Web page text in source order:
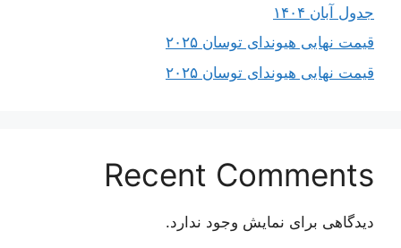
جدول آبان ۱۴۰۴
قیمت نهایی هیوندای توسان ۲۰۲۵
قیمت نهایی هیوندای توسان ۲۰۲۵
Recent Comments
دیدگاهی برای نمایش وجود ندارد.